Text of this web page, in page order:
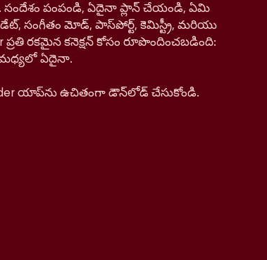
పంపండి, ఏదైనా ప్లాన్ చేయండి, ఏమి
డేట్, సంగీతం మోడ్, పాస్‌పోర్ట్, కెమిస్ట్రీ, మరియు
రకమైన కనెక్షన్ కోసం రూపొందించబడింది:
ఏదైనా.
యాప్‌ను ఉచితంగా డౌన్‌లోడ్ చేసుకోండి.